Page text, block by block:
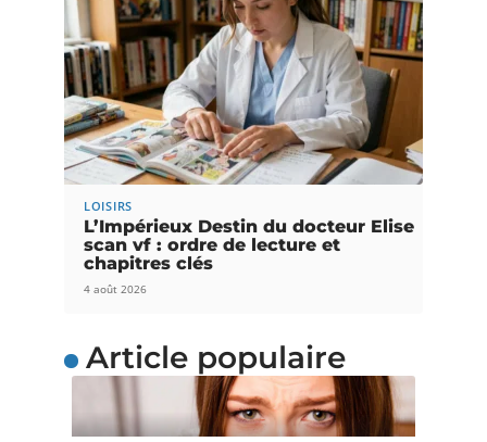
LOISIRS
L’Impérieux Destin du docteur Elise
scan vf : ordre de lecture et
chapitres clés
4 août 2026
Article populaire